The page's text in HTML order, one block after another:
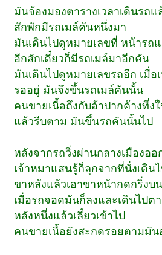
มันจ้องมองตารางเวลาเดินรถ
สักพักมีรถเมล์คันหนึ่งมา
มันเดินไปดูหมายเลขที่ หน้ารถ
อีกสักเดี๋ยวก็มีรถเมล์มาอีกคัน
มันเดินไปดูหมายเลขรถอีก เมื่อ
รออยู่ มันจึงขึ้นรถเมล์คันนั้น
คนขายเนื้อถึงกับอ้าปากค้างทึ่ง
แล้วรีบตาม มันขึ้นรถคันนั้นไป
หลังจากรถวิ่งผ่านกลางเมืองออ
เจ้าหมาแสนรู้ก็ลุกจากที่นั่งเดิน
ขาหลังแล้วเอาขาหน้ากดกริ่งบ
เมื่อรถจอดมันก็ลงและเดินไป
หลังหนึ่งแล้วเลี้ยวเข้าไป
คนขายเนื้อยังสะกดรอยตามมัน